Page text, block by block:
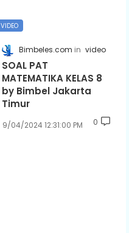
VIDEO
Bimbeles.com video
SOAL PAT
MATEMATIKA KELAS 8
by Bimbel Jakarta
Timur
9/04/2024 12:31:00 PM 0